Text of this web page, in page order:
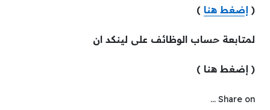
( إضغط هنا )
لمتابعة حساب الوظائف على لينكد ان
( إضغط هنا )
Share on ...